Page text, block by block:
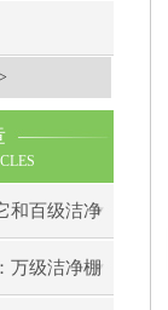
和百级洁净
万级洁净棚